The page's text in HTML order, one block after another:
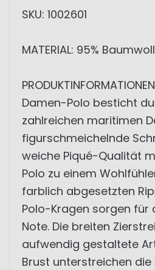
SKU: 1002601
MATERIAL: 95%
Damen-Polo besticht
zahlreichen maritimen
figurschmeichelnde
weiche Piqué-Qualität
Polo zu einem
farblich abgesetzten
Polo-Kragen sorgen für
Note. Die breiten
aufwendig gestaltete
Brust unterstreichen